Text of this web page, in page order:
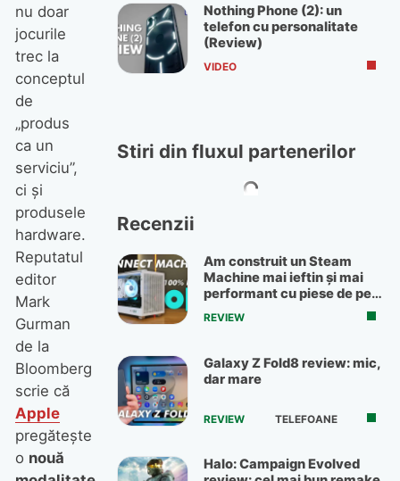
nu doar
jocurile
trec la
conceptul
de
„produs
ca un
serviciu”,
ci şi
produsele
hardware.
Reputatul
editor
Mark
Gurman
de la
Bloomberg
scrie că
Apple
pregăteşte
o nouă
Nothing Phone (2): un
telefon cu personalitate
(Review)
VIDEO
Stiri din fluxul partenerilor
Recenzii
Am construit un Steam
Machine mai ieftin și mai
performant cu piese de pe
OLX
REVIEW
Galaxy Z Fold8 review: mic,
dar mare
REVIEW TELEFOANE
Halo: Campaign Evolved